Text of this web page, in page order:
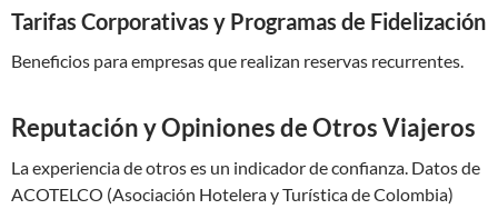
Tarifas Corporativas y Programas de Fidelización
Beneficios para empresas que realizan reservas recurrentes.
Reputación y Opiniones de Otros Viajeros
La experiencia de otros es un indicador de confianza. Datos de
ACOTELCO (Asociación Hotelera y Turística de Colombia)